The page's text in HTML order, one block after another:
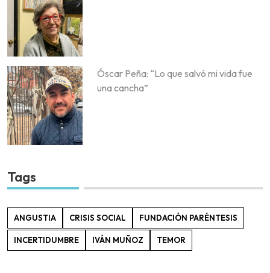
Óscar Peña: “Lo que salvó mi vida fue
una cancha”
Tags
ANGUSTIA CRISIS SOCIAL FUNDACIÓN PARÉNTESIS
INCERTIDUMBRE IVÁN MUÑOZ TEMOR